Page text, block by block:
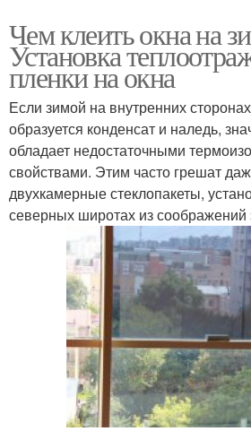
Чем клеить окна на
Установка
пленки на окна
Если зимой на внутренних
образуется конденсат и наледь,
обладает недостаточными
свойствами. Этим часто грешат
двухкамерные стеклопакеты,
северных широтах из соображений